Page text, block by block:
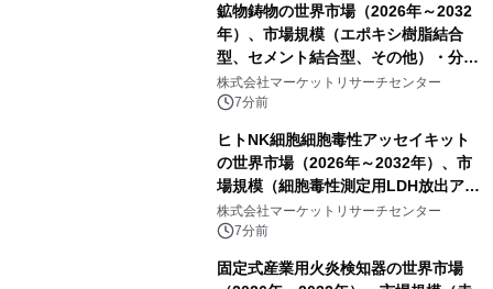
動画を公開中
鉱物鋳物の世界市場（2026年～2032
年）、市場規模（エポキシ樹脂結合
型、セメント結合型、その他）・分析
レポートを発表
株式会社マーケットリサーチセンター
7分前
ヒトNK細胞細胞毒性アッセイキット
の世界市場（2026年～2032年）、市
場規模（細胞毒性測定用LDH放出アッ
セイ、細胞毒性測定用CCK8アッセ
イ、細胞毒性測定用MTTアッセイ、細
イ、細胞毒性測定用CFSE標識標的細
株式会社マーケットリサーチセンター
7分前
固定式産業用火炎検知器の世界市場